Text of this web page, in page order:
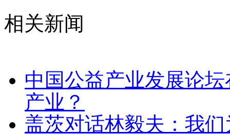
相关新闻
中国公益产业发展论
产业？
盖茨对话林毅夫：我